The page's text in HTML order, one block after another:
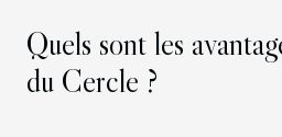
Quels sont les
du Cercle ?